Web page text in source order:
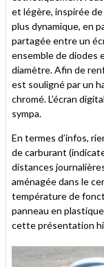
et légère, inspirée
plus dynamique, en
partagée entre un
ensemble de diodes
diamètre. Afin de
est souligné par un
chromé. L’écran
sympa.
En termes d’infos,
de carburant
distances
aménagée dans le
température de
panneau en
cette présentation